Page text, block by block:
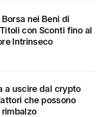
nei Beni di
con Sconti fino al
Intrinseco
a uscire dal crypto
che possono